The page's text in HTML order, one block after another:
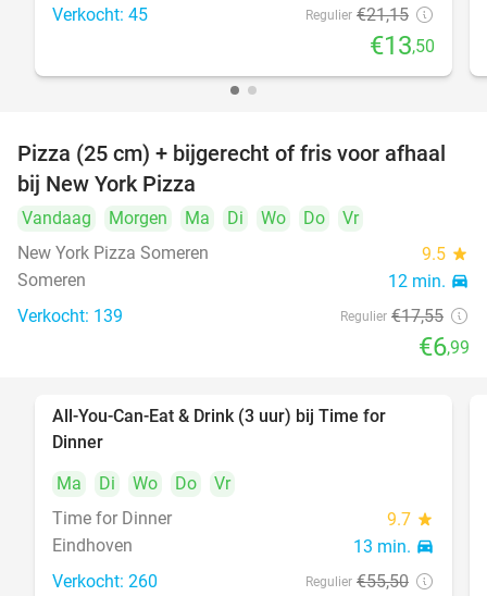
Verkocht: 45 Regulier €21,15
€13,50
60%
Pizza (25 cm) + bijgerecht of fris voor afhaal
bij New York Pizza
Vandaag Morgen Ma Di Wo Do
Vr
New York Pizza Someren
9.5 star
Someren 12 min. directions_car
Verkocht: 139 Regulier €17,55
€6,99
All-You-Can-Eat & Drink (3 uur) bij Time for
Dinner
Ma
Di Wo Do
Vr
Time for Dinner
9.7 star
Eindhoven 13 min. directions_car
Verkocht: 260 Regulier €55,50